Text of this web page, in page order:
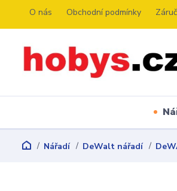
O nás Obchodní podmínky
Nářadí DeWalt nářadí